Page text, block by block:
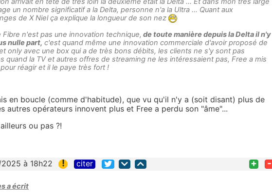
un nombre significatif a la Delta, personne n'a la Ultra ... Quant aux
de X Niel ça explique la longueur de son nez
Fibre n'est pas une innovation technique, de toute manière depuis la Delta il n'y
nulle part, c'est quand même une innovation commerciale d'avoir proposé de
only avec une box qui a de très bons débits, les clients ne s'y sont pas
quand la TV et autres offres de streaming ne les intéressaient pas, Free a mis
réagir et il le paye très fort !
en boucle (comme d'habitude), que vu qu'il n'y a (soit disant) plus de
autres opérateurs innovent plus et Free a perdu son "âme"...
ou pas ?!
à 18h22 ! citer + -
a écrit